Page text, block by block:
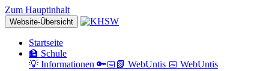
Zum Hauptinhalt
Website-Übersicht
Startseite
🏫 Schule
💡 Informationen 🔑📅📗 WebUntis 📅 WebUntis